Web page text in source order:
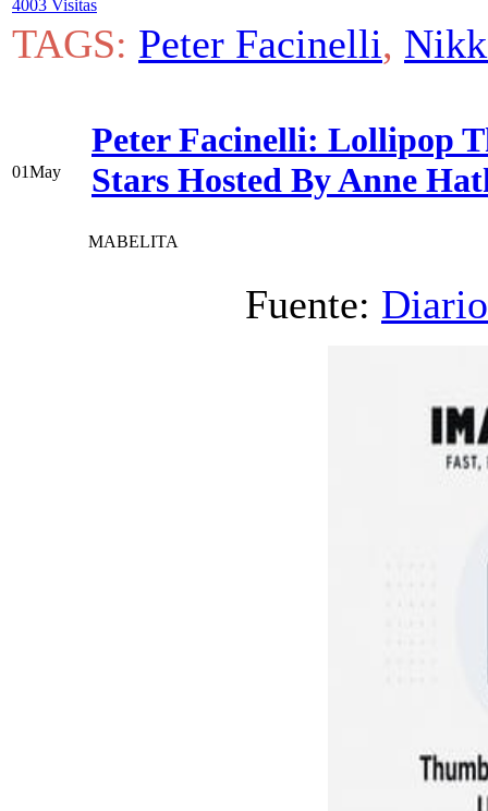
4003 Visitas
TAGS: Peter Facinelli,
01May
Peter Facinelli: Lollipop
Stars Hosted By Anne
MABELITA
Fuente: